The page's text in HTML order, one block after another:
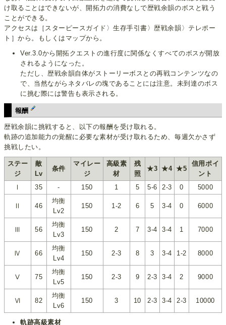
け取ることはできないが、開拓力の消費なしで歴戦余韻のボスと戦う
ことができる。
アクセスは［スターピースガイド〉生存手引書〉歴戦余韻〉テレポー
ト］から。もしくはマップから。
Ver.3.0から開拓クエストの進行度に関係なくすべてのボスが開放
されるようになった。
ただし、歴戦余韻自体がストーリーボスとの再戦コンテンツなの
で、当然ながらネタバレの塊であることには注意。未到達のボス
に挑む際には警告も表示される。
報酬
歴戦余韻に挑戦すると、以下の報酬を受け取れる。
軌跡の追加能力の覚醒に必要な素材が受け取れるため、毎週欠かさず
挑戦したい。
ステー
ジ
敵
Lv
条件
マイレー
ジ
高級素
材
残
照
★3 ★4 ★5
信用ポイ
ント
Ⅰ
35 - 150 1 5 5-6 2-3 0 5000
Ⅱ 46
均衡
Lv2
150 1-2 6 5 3-4 0 6000
Ⅲ 56
均衡
Lv3
150 2 7 3-4 3-4 1 7000
Ⅳ 66
均衡
Lv4
150 2-3 8 3 3-4 1-2 8000
Ⅴ 75
均衡
Lv5
150 2-3 9 2-3 3-4 2 9000
Ⅵ 82
均衡
Lv6
150 3 10 2-3 3-4 2-3 10000
軌跡高級素材